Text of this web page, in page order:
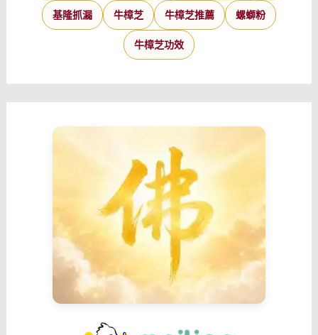
基隆抓漏 牛樟芝 牛樟芝推薦 螺螄粉
牛樟芝功效